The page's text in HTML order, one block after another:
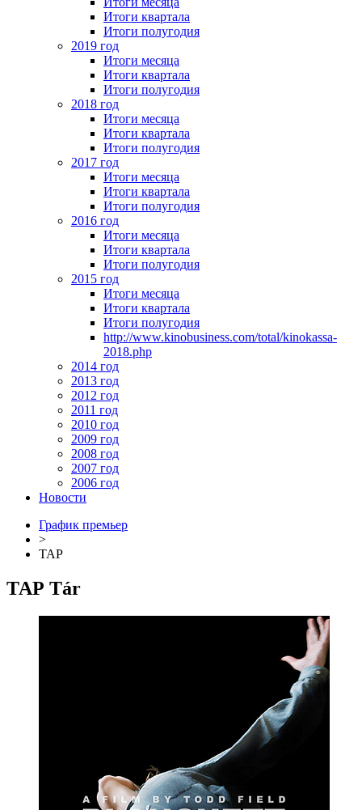
Итоги квартала
Итоги полугодия
2019 год
Итоги месяца
Итоги квартала
Итоги полугодия
2018 год
Итоги месяца
Итоги квартала
Итоги полугодия
2017 год
Итоги месяца
Итоги квартала
Итоги полугодия
2016 год
Итоги месяца
Итоги квартала
Итоги полугодия
2015 год
Итоги месяца
Итоги квартала
Итоги полугодия
http://www.kinobusiness.com/total/kinokassa-
2018.php
2014 год
2013 год
2012 год
2011 год
2010 год
2009 год
2008 год
2007 год
2006 год
Новости
График премьер
>
ТАР
ТАР Tár